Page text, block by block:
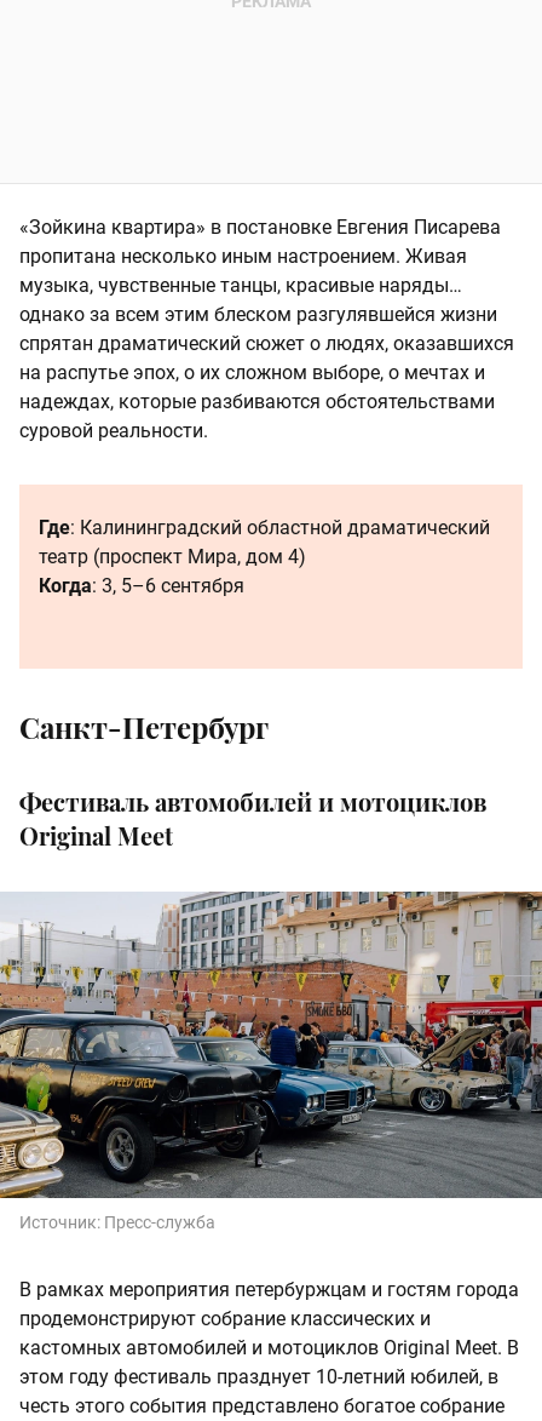
«Зойкина квартира» в постановке Евгения Писарева
пропитана несколько иным настроением. Живая
музыка, чувственные танцы, красивые наряды…
однако за всем этим блеском разгулявшейся жизни
спрятан драматический сюжет о людях, оказавшихся
на распутье эпох, о их сложном выборе, о мечтах и
надеждах, которые разбиваются обстоятельствами
суровой реальности.
Где: Калининградский областной драматический
театр (проспект Мира, дом 4)
Когда: 3, 5–6 сентября
Санкт-Петербург
Фестиваль автомобилей и мотоциклов
Original Meet
Источник: Пресс-служба
В рамках мероприятия петербуржцам и гостям города
продемонстрируют собрание классических и
кастомных автомобилей и мотоциклов Original Meet. В
этом году фестиваль празднует 10-летний юбилей, в
честь этого события представлено богатое собрание